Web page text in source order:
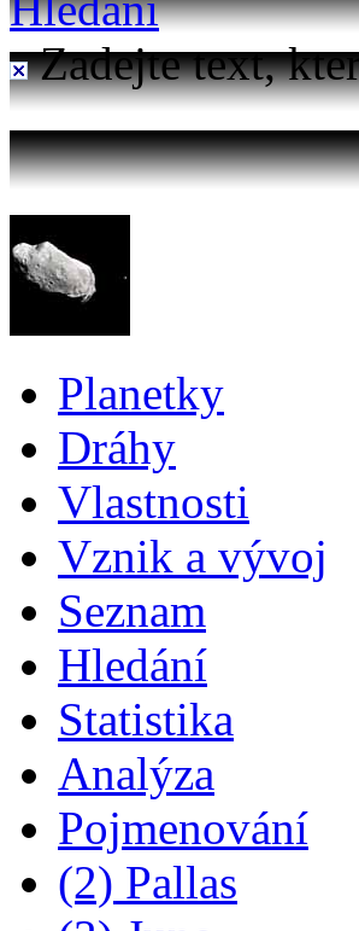
Zadejte text,
Planetky
Dráhy
Vlastnosti
Vznik a vývoj
Seznam
Hledání
Statistika
Analýza
Pojmenování
(2) Pallas